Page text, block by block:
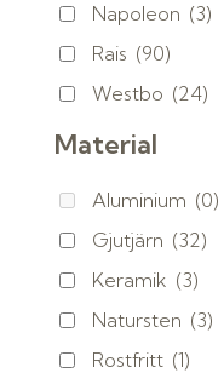
Napoleon (3)
Rais (90)
Westbo (24)
Material
Aluminium (0)
Gjutjärn (32)
Keramik (3)
Natursten (3)
Rostfritt (1)